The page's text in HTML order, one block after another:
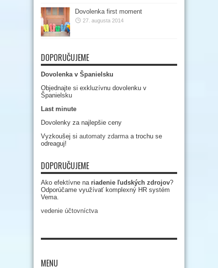
Dovolenka first moment
27. augusta 2014
DOPORUČUJEME
Dovolenka v Španielsku
Objednajte si exkluzívnu dovolenku v
Španielsku
Last minute
Dovolenky za najlepšie ceny
Vyzkoušej si automaty zdarma a trochu se
odreaguj!
DOPORUČUJEME
Ako efektívne na riadenie ľudských zdrojov?
Odporúčame využívať komplexný HR systém
Vema.
vedenie účtovníctva
MENU